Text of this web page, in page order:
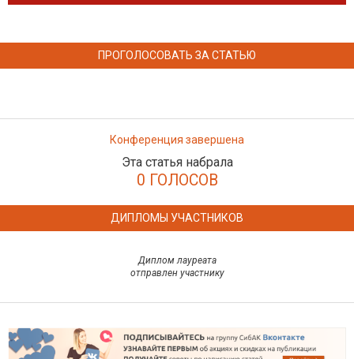
ПРОГОЛОСОВАТЬ ЗА СТАТЬЮ
Конференция завершена
Эта статья набрала
0 ГОЛОСОВ
ДИПЛОМЫ УЧАСТНИКОВ
Диплом лауреата
отправлен участнику